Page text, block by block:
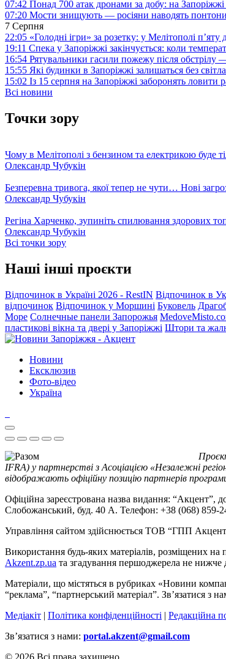
07:42 Понад 700 атак дронами за добу: на
07:20 Мости знищують — росіяни наводять понтони:
7 Серпня
22:05 «Голодні ігри» за розетку: у Мелітополі
19:11 Спека у Запоріжжі закінчується: коли
16:54 Рятувальники гасили пожежу після обстрілу
15:55 Які будинки в Запоріжжі залишаться без
15:02 Із 15 серпня на Запоріжжі заборонять ловити
Всі новини
Точки зору
Чому в Мелітополі з бензином та електрикою буде
Олександр Чубукін
Безперевна тривога, якої тепер не чути… Нові
Олександр Чубукін
Регіна Харченко, зупиніть спилювання здорових
Олександр Чубукін
Всі точки зору
Наші інші проєкти
Відпочинок в Україні 2026 - RestIN Відпочинок в
відпочинок Відпочинок у Моршині Буковель
Море Солнечные панели Запорожья
пластикові вікна та двері у Запоріжжі Штори та
Новини
Ексклюзив
Фото-відео
Україна
IFRA) у партнерстві з Асоціацією «Незалежні
відображають офіційну позицію партнерів
Офіційна зареєстрована назва видання: “Акцент”,
Слобожанський, буд. 40 А. Телефон: +38 (068) 859-
Управління сайтом здійснюється ТОВ “ГПП
Використання будь-яких матеріалів, розміщених
Akzent.zp.ua та згадування першоджерела не нижче
Матеріали, що містяться в рубриках «Новини
“реклама”, “партнерський матеріал”. Зв’язатися з
Медіакіт | Політика конфіденційності | Редакційна
Зв’язатися з нами: portal.akzent@gmail.com